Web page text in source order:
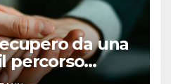
da una
percorso